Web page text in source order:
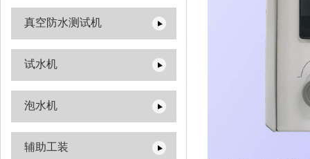
真空防水测试机
试水机
泡水机
辅助工装